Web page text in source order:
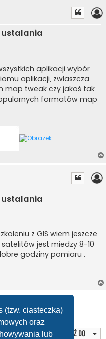
(tzw. ciasteczka)
oraz
lub
ustalania
aplikacji wybór
aplikacji, zwłaszcza
map tweak czy jakoś tak.
formatów map
ustalania
z GIS wiem jeszcze
jest miedzy 8-10
godziny pomiaru .
Poprzednia
1 2
Przejdź do